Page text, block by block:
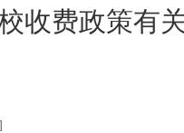
收费政策有